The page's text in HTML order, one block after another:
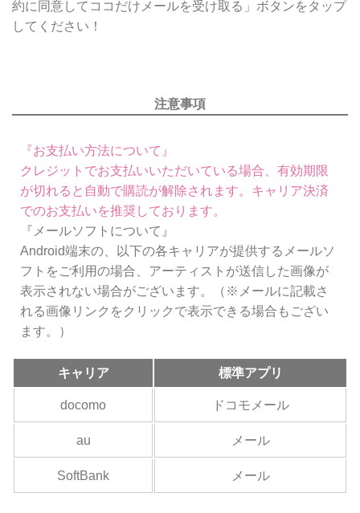
約に同意してココだけメールを受け取る」ボタンをタップ
してください！
注意事項
『お支払い方法について』
クレジットでお支払いいただいている場合、有効期限
が切れると自動で購読が解除されます。キャリア決済
でのお支払いを推奨しております。
『メールソフトについて』
Android端末の、以下の各キャリアが提供するメールソ
フトをご利用の場合、アーティストが送信した画像が
表示されない場合がございます。（※メールに記載さ
れる画像リンクをクリックで表示できる場合もござい
ます。）
キャリア 標準アプリ
docomo ドコモメール
au メール
SoftBank メール